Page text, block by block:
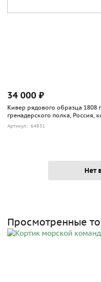
34 000 ₽
Кивер рядового образца 1808
гренадерского полка, Россия,
Артикул: 64831
Нет
Просмотренные